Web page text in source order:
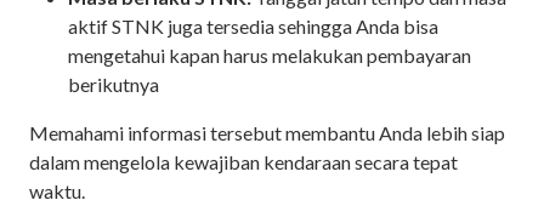
aktif STNK juga tersedia sehingga Anda bisa
mengetahui kapan harus melakukan pembayaran
berikutnya
Memahami informasi tersebut membantu Anda lebih siap
dalam mengelola kewajiban kendaraan secara tepat
waktu.